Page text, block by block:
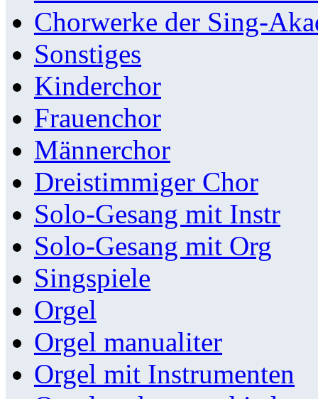
Chorwerke der Sing-
Sonstiges
Kinderchor
Frauenchor
Männerchor
Dreistimmiger Chor
Solo-Gesang mit Instr
Solo-Gesang mit Org
Singspiele
Orgel
Orgel manualiter
Orgel mit Instrumenten